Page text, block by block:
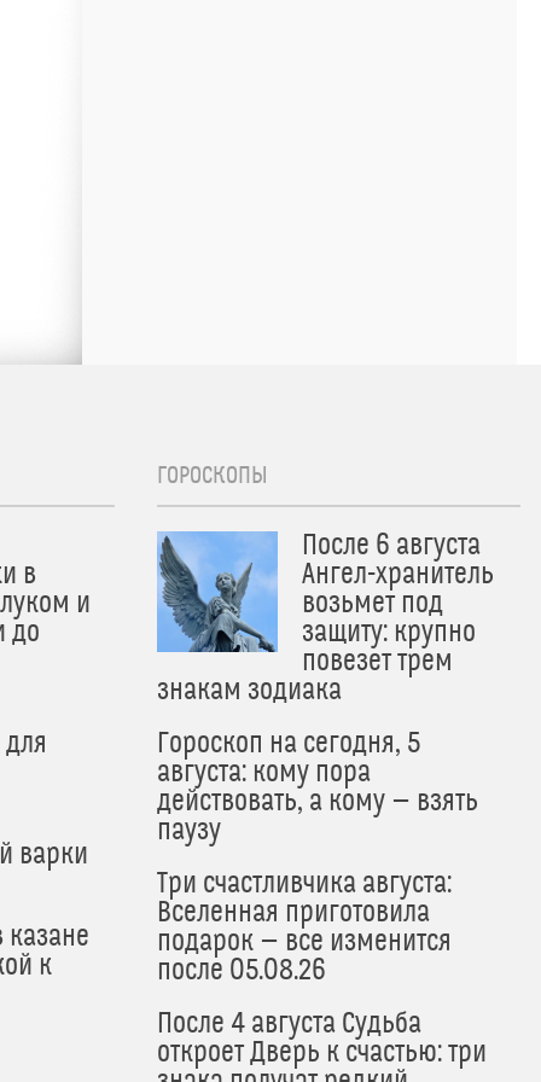
в
и
до
варки
к
ГОРОСКОПЫ
После 6 августа
Ангел-хранитель
возьмет под
защиту: крупно
повезет трем
знакам зодиака
Гороскоп на сегодня, 5
августа: кому пора
действовать, а кому — взять
паузу
Три счастливчика августа:
Вселенная приготовила
подарок — все изменится
после 05.08.26
После 4 августа Судьба
откроет Дверь к счастью: три